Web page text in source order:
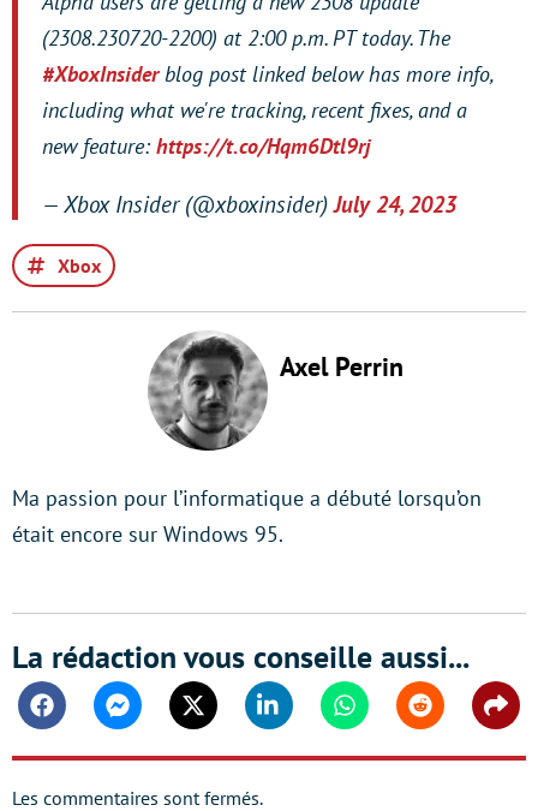
(2308.230720-2200) at 2:00 p.m. PT today. The
#XboxInsiderblog post linked below has more info,
including what we're tracking, recent fixes, and a
new feature: https://t.co/Hqm6Dtl9rj
— Xbox Insider (@xboxinsider)July 24, 2023
Xbox
Axel Perrin
Ma passion pour l’informatique a débuté lorsqu’on
était encore sur Windows 95.
La rédaction vous conseille aussi...
FacebookMessengerTwitter Linkedin WhatsappReddit
Les commentaires sont fermés.